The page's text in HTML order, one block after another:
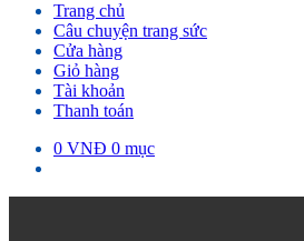
Trang chủ
Câu chuyện trang sức
Cửa hàng
Giỏ hàng
Tài khoản
Thanh toán
0 VNĐ 0 mục